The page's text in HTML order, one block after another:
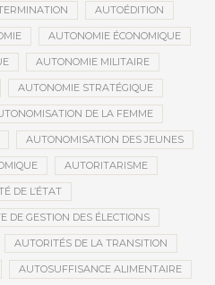
AUTOÉDITION
AUTONOMIE ÉCONOMIQUE
AUTONOMIE MILITAIRE
AUTONOMIE STRATÉGIQUE
DE LA FEMME
AUTONOMISATION DES JEUNES
AUTORITARISME
DE L’ÉTAT
DE GESTION DES ÉLECTIONS
AUTORITÉS DE LA TRANSITION
AUTOSUFFISANCE ALIMENTAIRE